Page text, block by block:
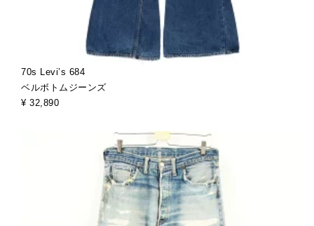
70s Levi’s 684
ベルボトムジーンズ
¥ 32,890